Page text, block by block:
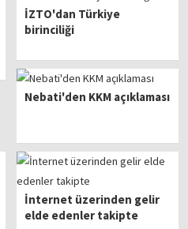
İZTO'dan Türkiye
birinciliği
Nebati'den KKM açıklaması
İnternet üzerinden gelir
elde edenler takipte